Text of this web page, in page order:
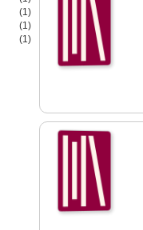
(1)
(1)
(1)